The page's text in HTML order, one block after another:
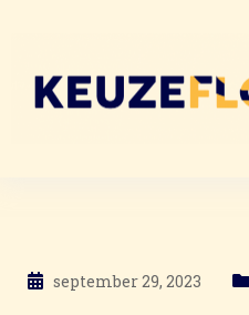
september 29, 2023